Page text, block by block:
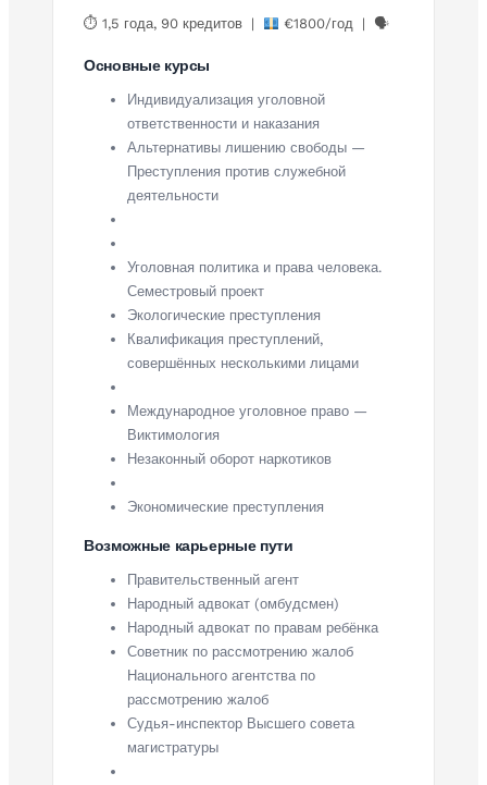
⏱ 1,5 года, 90 кредитов | €1800/год | 🗣
Основные курсы
Индивидуализация уголовной
ответственности и наказания
Альтернативы лишению свободы —
Преступления против служебной
деятельности
Уголовная политика и права человека.
Семестровый проект
Экологические преступления
Квалификация преступлений,
совершённых несколькими лицами
Международное уголовное право —
Виктимология
Незаконный оборот наркотиков
Экономические преступления
Возможные карьерные пути
Правительственный агент
Народный адвокат (омбудсмен)
Народный адвокат по правам ребёнка
Советник по рассмотрению жалоб
Национального агентства по
рассмотрению жалоб
Судья-инспектор Высшего совета
магистратуры